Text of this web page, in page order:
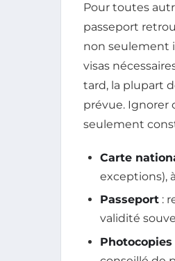
Pour toutes
passeport
non seulement
visas
tard, la plupart
prévue. Ignorer
seulement
Carte
exceptions),
Passeport :
validité